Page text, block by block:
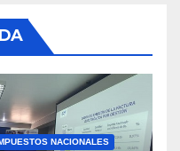
NACIONALES